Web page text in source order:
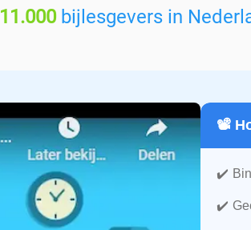
11.000bijlesgevers in
📽️